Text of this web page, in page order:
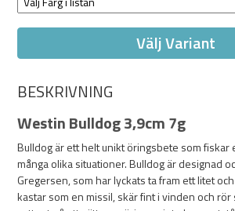
Välj Variant
BESKRIVNING
Westin Bulldog 3,9cm 7g
Bulldog är ett helt unikt öringsbete som fiskar
många olika situationer. Bulldog är designad
Gregersen, som har lyckats ta fram ett litet
kastar som en missil, skär fint i vinden och rör